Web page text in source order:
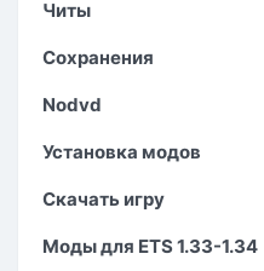
Читы
Сохранения
Nodvd
Установка модов
Скачать игру
Моды для ETS 1.33-1.34